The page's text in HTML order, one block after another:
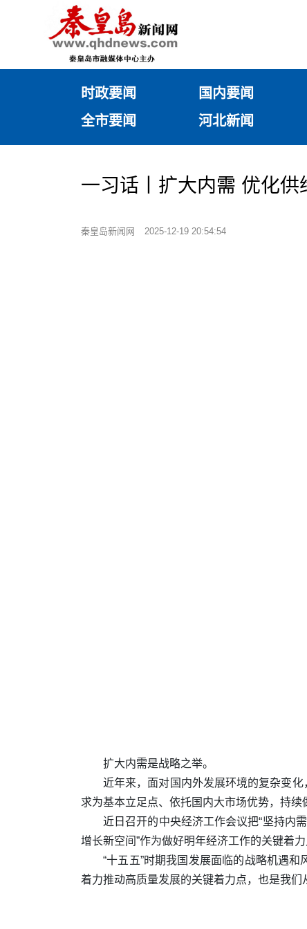
时政要闻 国内要闻
全市要闻
河北新闻
一习话丨扩大内需 优化供
秦皇岛新闻网 2025-12-19 20:54:54
扩大内需是战略之举。
近年来，面对国内外发展环境的复杂变
求为基本立足点、依托国内大市场优势，持
近日召开的中央经济工作会议把“坚持内
增长新空间”作为做好明年经济工作的关键着力
“十五五”时期我国发展面临的战略机遇
着力推动高质量发展的关键着力点，也是我们